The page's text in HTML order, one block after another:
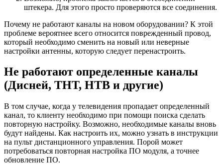
штекера. Для этого просто проверяются все соединения.
Почему не работают каналы на новом оборудовании? К этой
проблеме вероятнее всего относится поврежденный провод,
который необходимо сменить на новый или неверные
настройки антенны, которую следует перенастроить.
Не работают определенные каналы
(Дисней, ТНТ, НТВ и другие)
В том случае, когда у телевидения пропадает определенный
канал, то клиенту необходимо при помощи поиска сделать
повторную настройку. Возможно, необходимые каналы вновь
будут найдены. Как настроить их, можно узнать в инструкции
на пульт дистанционного управления. Порой может
потребоваться повторная настройка ПО модуля, а точнее
обновление ПО.